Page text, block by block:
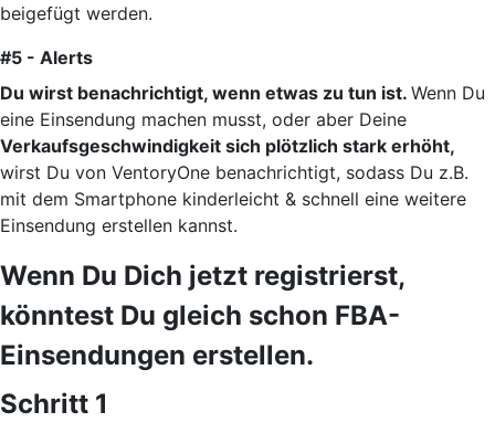
beigefügt werden.
#5 - Alerts
Du wirst benachrichtigt, wenn etwas zu tun ist. Wenn Du
eine Einsendung machen musst, oder aber Deine
Verkaufsgeschwindigkeit sich plötzlich stark erhöht,
wirst Du von VentoryOne benachrichtigt, sodass Du z.B.
mit dem Smartphone kinderleicht & schnell eine weitere
Einsendung erstellen kannst.
Wenn Du Dich jetzt registrierst,
könntest Du gleich schon FBA-
Einsendungen erstellen.
Schritt 1